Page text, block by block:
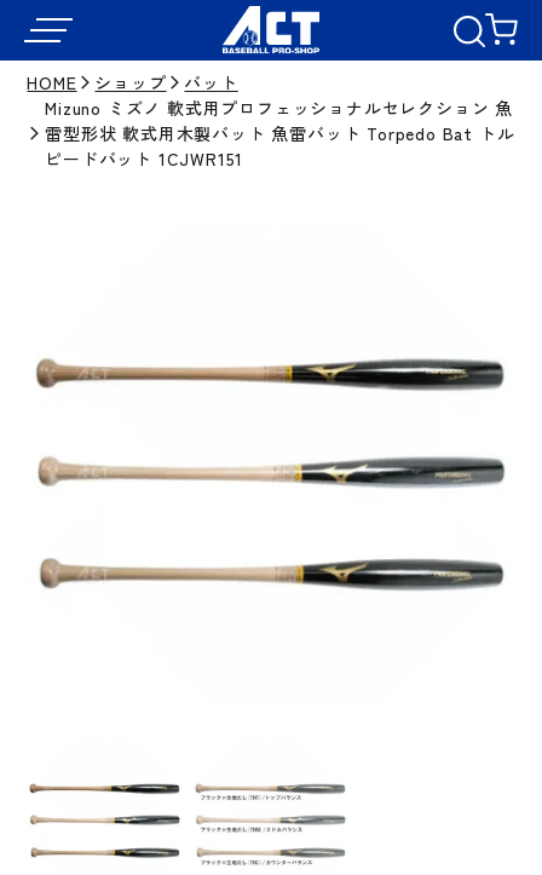
HOME ショップ
バット
Mizuno ミズノ 軟式用プロフェッショナルセレクション 魚
雷型形状 軟式用木製バット 魚雷バット Torpedo Bat トル
ピードバット 1CJWR151